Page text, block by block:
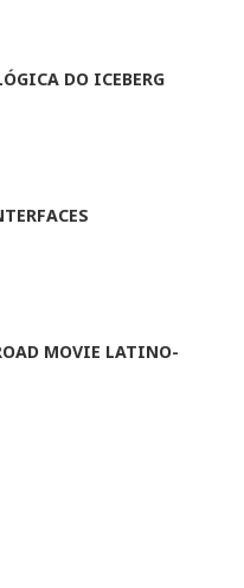
DO ICEBERG
MOVIE LATINO-